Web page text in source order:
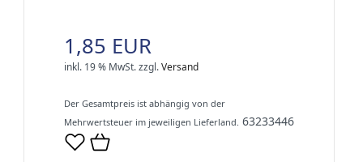
1,85 EUR
inkl. 19 % MwSt.zzgl.Versand
Der Gesamtpreis ist abhängig von der
Mehrwertsteuer im jeweiligen Lieferland. 63233446